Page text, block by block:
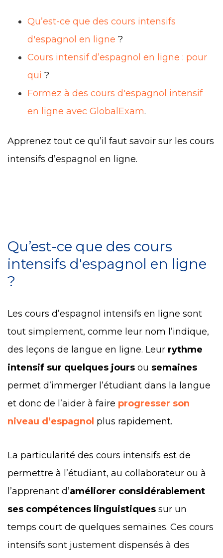
Qu’est-ce que des cours intensifs
d'espagnol en ligne ?
Cours intensif d’espagnol en ligne : pour
qui ?
Formez à des cours d'espagnol intensif
en ligne avec GlobalExam.
Apprenez tout ce qu’il faut savoir sur les cours
intensifs d’espagnol en ligne.
Qu’est-ce que des cours
intensifs d'espagnol en ligne
?
Les cours d’espagnol intensifs en ligne sont
tout simplement, comme leur nom l’indique,
des leçons de langue en ligne. Leur rythme
intensif sur quelques jours ou semaines
permet d’immerger l’étudiant dans la langue
et donc de l’aider à faire progresser son
niveau d’espagnol plus rapidement.
La particularité des cours intensifs est de
permettre à l’étudiant, au collaborateur ou à
l’apprenant d’améliorer considérablement
ses compétences linguistiques sur un
temps court de quelques semaines. Ces cours
intensifs sont justement dispensés à des